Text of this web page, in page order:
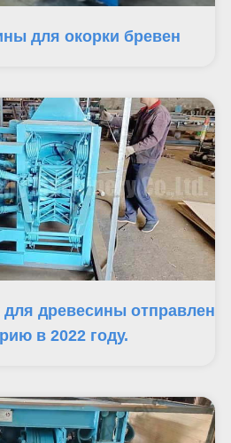
для окорки бревен
древесины отправлен
в 2022 году.